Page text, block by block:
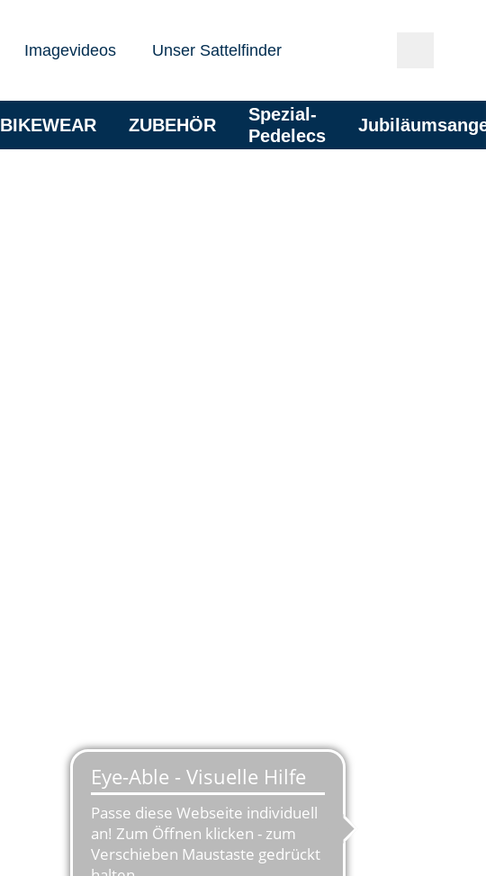
Imagevideos Unser Sattelfinder
BIKEWEAR ZUBEHÖR
Spezial-
Pedelecs